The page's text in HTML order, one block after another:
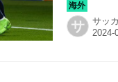
半に２失点
サ サッ